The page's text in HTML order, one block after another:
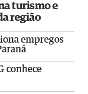
turismo e
região
empregos
conhece